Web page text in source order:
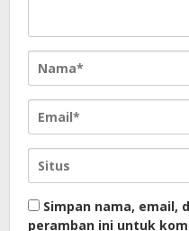
Simpan nama, email,
peramban ini untuk